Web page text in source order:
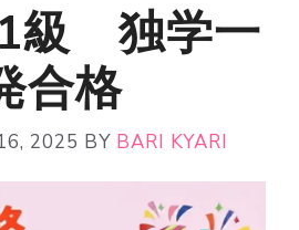
級 独学一
合格
2025 BY BARI KYARI